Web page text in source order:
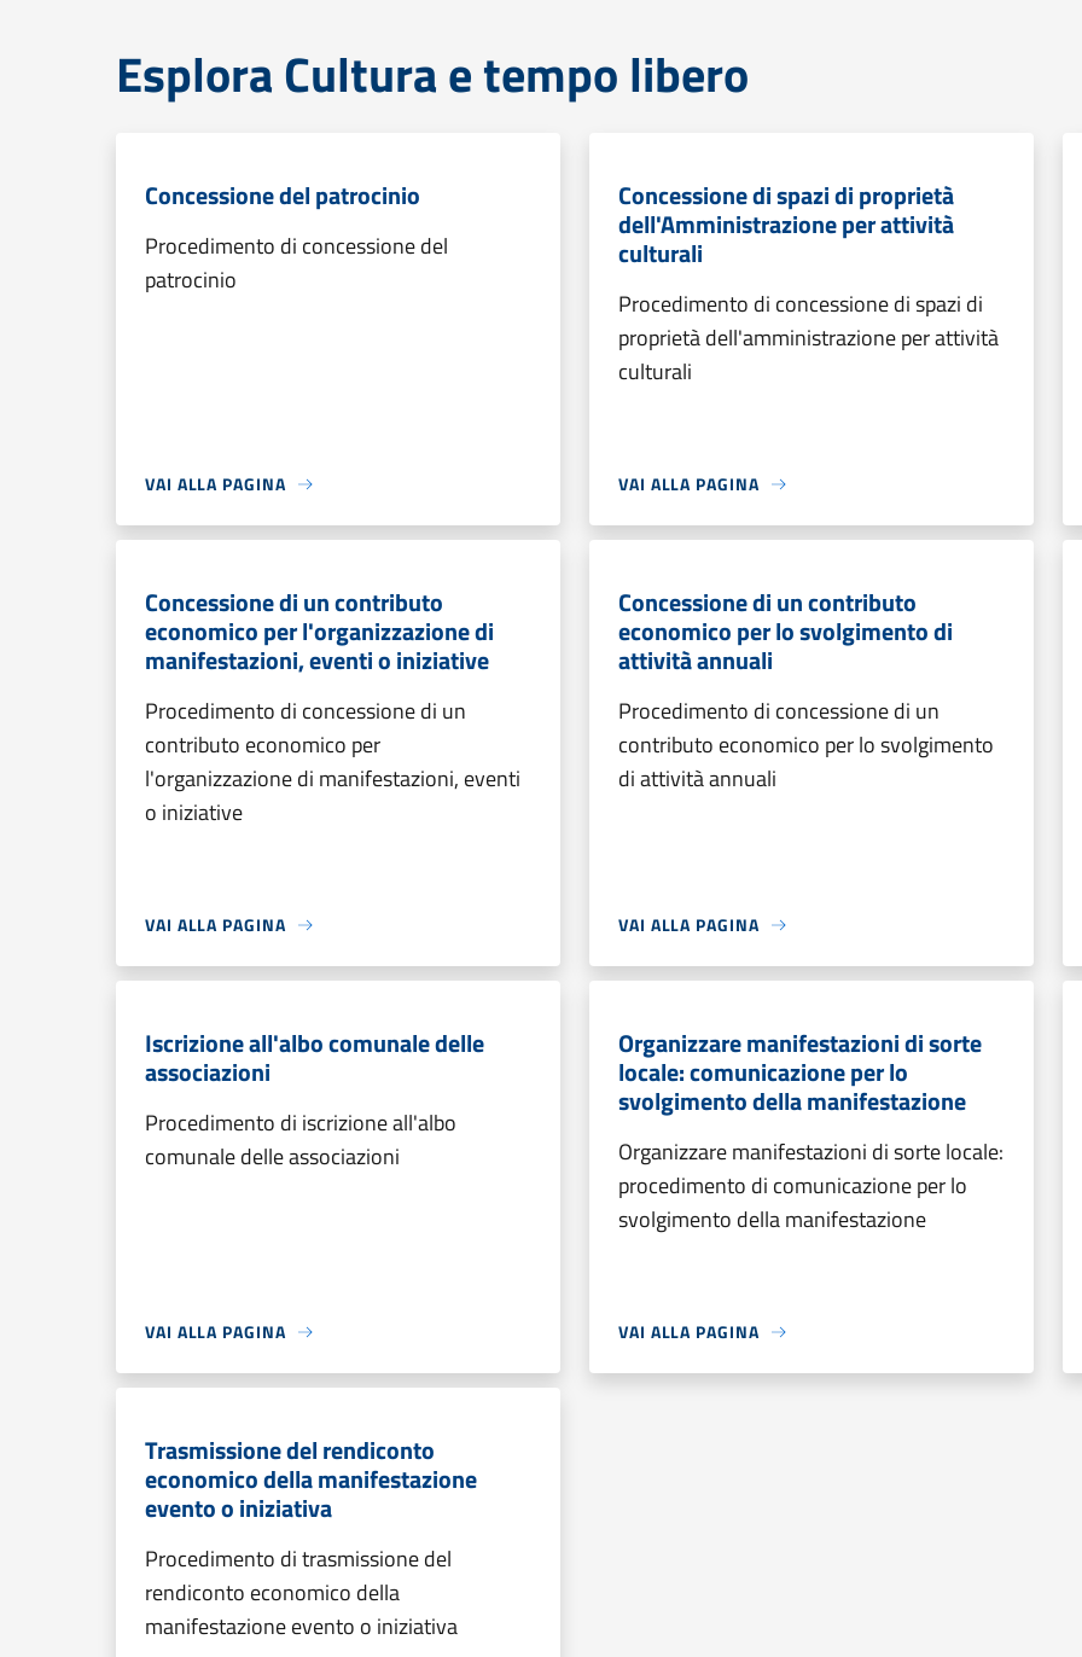
Esplora Cultura e tempo libero
Concessione del patrocinio
Procedimento di concessione del
patrocinio
VAI ALLA PAGINA
Concessione di spazi di proprietà
dell'Amministrazione per attività
culturali
Procedimento di concessione di spazi di
proprietà dell'amministrazione per attività
culturali
VAI ALLA PAGINA
Concessione di un contributo
economico per l'organizzazione di
manifestazioni, eventi o iniziative
Procedimento di concessione di un
contributo economico per
l'organizzazione di manifestazioni, eventi
o iniziative
VAI ALLA PAGINA
Concessione di un contributo
economico per lo svolgimento di
attività annuali
Procedimento di concessione di un
contributo economico per lo svolgimento
di attività annuali
VAI ALLA PAGINA
Iscrizione all'albo comunale delle
associazioni
Procedimento di iscrizione all'albo
comunale delle associazioni
VAI ALLA PAGINA
Organizzare manifestazioni di sorte
locale: comunicazione per lo
svolgimento della manifestazione
Organizzare manifestazioni di sorte locale:
procedimento di comunicazione per lo
svolgimento della manifestazione
VAI ALLA PAGINA
Trasmissione del rendiconto
economico della manifestazione
evento o iniziativa
Procedimento di trasmissione del
rendiconto economico della
manifestazione evento o iniziativa